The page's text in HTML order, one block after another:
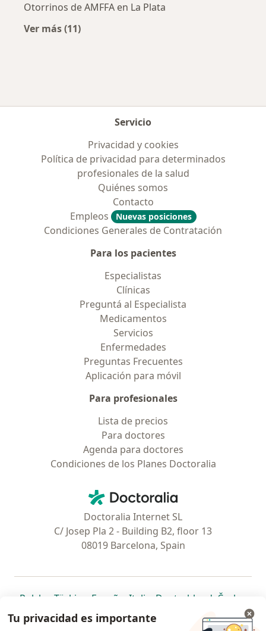
Otorrinos de AMFFA en La Plata
Ver más (11)
Servicio
Privacidad y cookies
Política de privacidad para determinados
profesionales de la salud
Quiénes somos
Contacto
Empleos
Nuevas posiciones
Condiciones Generales de Contratación
Para los pacientes
Especialistas
Clínicas
Preguntá al Especialista
Medicamentos
Servicios
Enfermedades
Preguntas Frecuentes
Aplicación para móvil
Para profesionales
Lista de precios
Para doctores
Agenda para doctores
Condiciones de los Planes Doctoralia
Doctoralia - Página de inicio
Doctoralia Internet SL
C/ Josep Pla 2 - Building B2, floor 13
08019 Barcelona, Spain
Polska se abre en una nueva pestaña
Türkiye se abre en una nueva pestaña
España se abre en una nueva pestaña
Italia se abre en una nueva
Deutschlandse abre en
Česko
Portugal
se abre en una nueva pestaña
México se abre en una nueva pestaña
Chile se abre en una nueva pestaña
Brasil se abre en una nueva
se abre en
se
se abre en una nueva
Tu privacidad es importante